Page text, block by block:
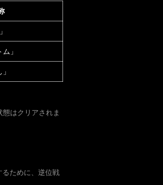
」
はクリアされま
ために、逆位戦